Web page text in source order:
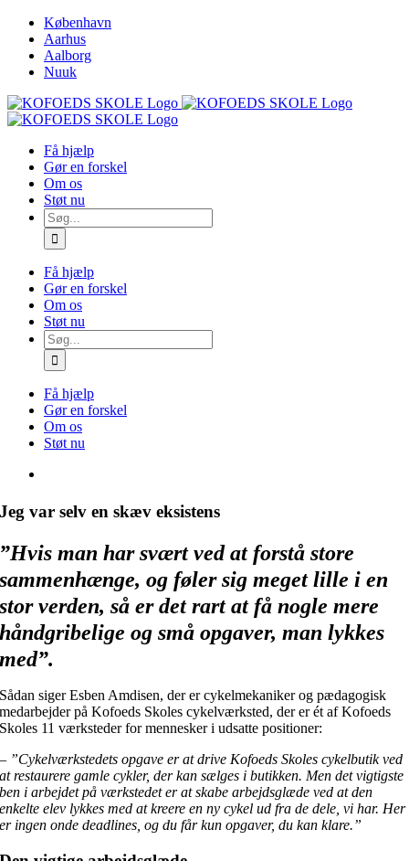
Skip
content
København
Aarhus
Aalborg
Nuuk
Få hjælp
Gør en forskel
Om os
Støt nu
Søg
efter:
Få hjælp
Gør en forskel
Om os
Støt nu
Søg
efter:
Få hjælp
Gør en forskel
Om os
Støt nu
Jeg var selv en skæv eksistens
”Hvis man har svært ved at forstå store
sammenhænge, og føler sig meget lille i en
stor verden, så er det rart at få nogle mere
håndgribelige og små opgaver, man lykkes
med”.
Sådan siger Esben Amdisen, der er cykelmekaniker og pædagogisk
medarbejder på Kofoeds Skoles cykelværksted, der er ét af Kofoeds
Skoles 11 værksteder for mennesker i udsatte positioner:
– ”Cykelværkstedets opgave er at drive Kofoeds Skoles cykelbutik ved
at restaurere gamle cykler, der kan sælges i butikken. Men det vigtigste
ben i arbejdet på værkstedet er at skabe arbejdsglæde ved at den
enkelte elev lykkes med at kreere en ny cykel ud fra de dele, vi har. Her
er ingen onde deadlines, og du får kun opgaver, du kan klare.”